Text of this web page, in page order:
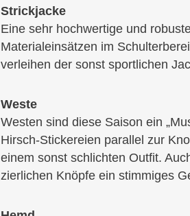
Strickjacke
Eine sehr hochwertige und
Materialeinsätzen im
verleihen der sonst sportlichen
Weste
Westen sind diese Saison ein
Hirsch-Stickereien parallel zur
einem sonst schlichten Outfit.
zierlichen Knöpfe ein stimmiges